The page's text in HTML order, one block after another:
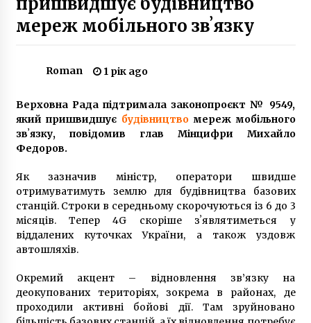
Венеціанський палаццо для депутатів
8 років ago
На улице Заболотного автомобиль насмерть
сбил пешехода
10 років ago
Зеленський доручив Кабміну оперативно
У столиці провели онлайн консультації з
бізнесом щодо виходу столичної економіки
мереж мобільного звʼязку
Roman 1 рік ago
Верховна Рада підтримала законопроєкт № 9549,
який пришвидшує будівництво мереж мобільного
звʼязку, повідомив глав Мінцифри Михайло
Федоров.
Як зазначив міністр, оператори швидше
отримуватимуть землю для будівництва базових
станцій. Строки в середньому скорочуються із 6 до 3
місяців. Тепер 4G скоріше зʼявлятиметься у
віддалених куточках України, а також уздовж
автошляхів.
Окремий акцент – відновлення зв’язку на
деокупованих територіях, зокрема в районах, де
проходили активні бойові дії. Там зруйновано